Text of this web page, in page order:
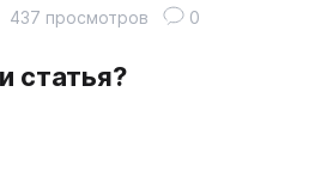
статья?
437 просмотров 0